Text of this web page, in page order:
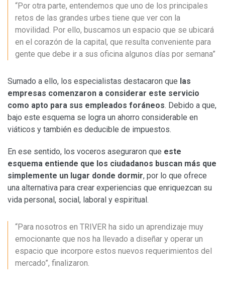
“Por otra parte, entendemos que uno de los principales
retos de las grandes urbes tiene que ver con la
movilidad. Por ello, buscamos un espacio que se ubicará
en el corazón de la capital, que resulta conveniente para
gente que debe ir a sus oficina algunos días por semana”
Sumado a ello, los especialistas destacaron que las
empresas comenzaron a considerar este servicio
como apto para sus empleados foráneos. Debido a que,
bajo este esquema se logra un ahorro considerable en
viáticos y también es deducible de impuestos.
En ese sentido, los voceros aseguraron que este
esquema entiende que los ciudadanos buscan más que
simplemente un lugar donde dormir, por lo que ofrece
una alternativa para crear experiencias que enriquezcan su
vida personal, social, laboral y espiritual.
“Para nosotros en TRIVER ha sido un aprendizaje muy
emocionante que nos ha llevado a diseñar y operar un
espacio que incorpore estos nuevos requerimientos del
mercado”, finalizaron.